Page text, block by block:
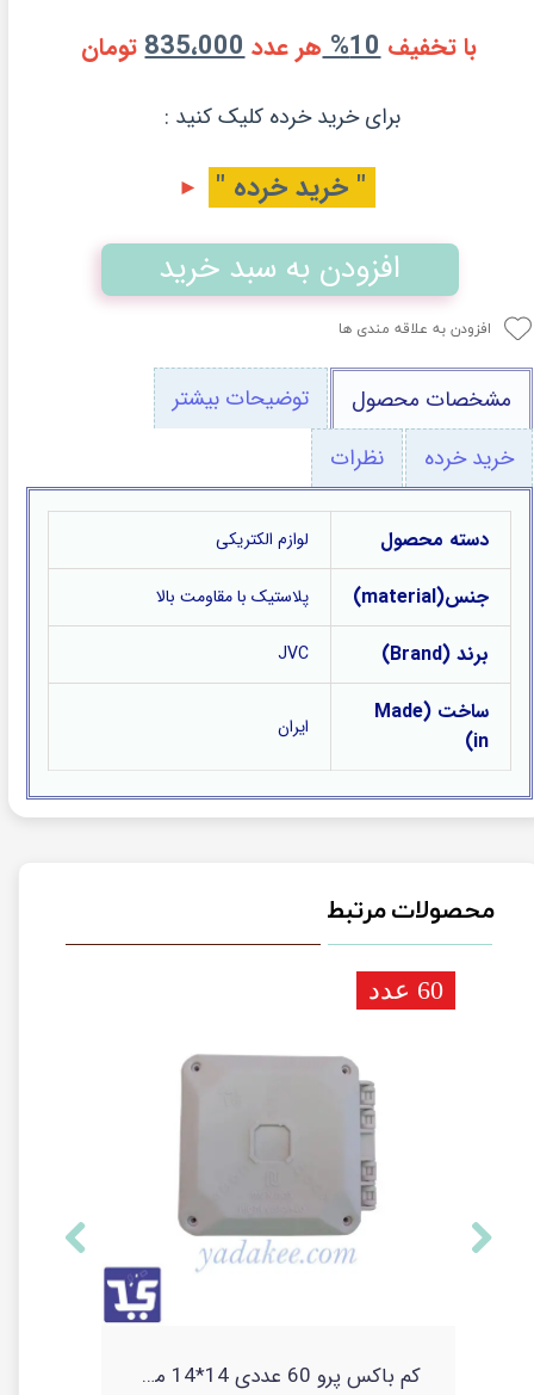
با تخفیف10% هر عدد835،000تومان
برای خرید خرده کلیک کنید :
" خرید خرده " ►
افزودن به سبد خرید
افزودن به علاقه مندی ها
مشخصات محصول
توضیحات بیشتر
خرید خرده
نظرات
دسته محصول لوازم الکتریکی
جنس(material) پلاستیک با مقاومت بالا
برند (Brand) JVC
ساخت (Made
in)
ایران
محصولات مرتبط
کم باکس پرو 60 عددی 14*14 مدل نایت ویژن 350 گرمی - فروش کارتنی
60 عدد